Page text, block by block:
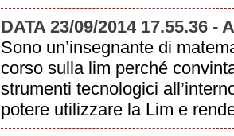
DATA 23/09/2014 17.55.36 -
Sono un’insegnante di
corso sulla lim perché
strumenti tecnologici
potere utilizzare la Lim e